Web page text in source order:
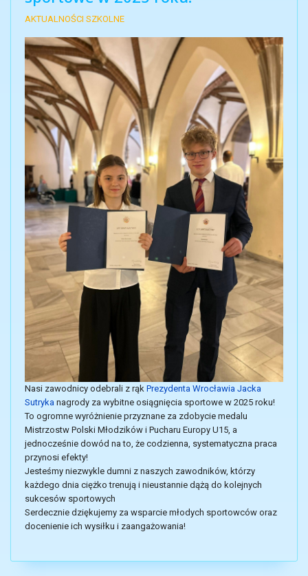
AKTUALNOŚCI SZKOLNE
Nasi zawodnicy odebrali z rąk Prezydenta Wrocławia Jacka
Sutryka nagrody za wybitne osiągnięcia sportowe w 2025 roku!
To ogromne wyróżnienie przyznane za zdobycie medalu
Mistrzostw Polski Młodzików i Pucharu Europy U15, a
jednocześnie dowód na to, że codzienna, systematyczna praca
przynosi efekty!
Jesteśmy niezwykle dumni z naszych zawodników, którzy
każdego dnia ciężko trenują i nieustannie dążą do kolejnych
sukcesów sportowych
Serdecznie dziękujemy za wsparcie młodych sportowców oraz
docenienie ich wysiłku i zaangażowania!